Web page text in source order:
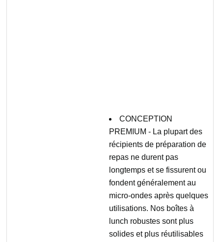
CONCEPTION
PREMIUM - La plupart des
récipients de préparation de
repas ne durent pas
longtemps et se fissurent ou
fondent généralement au
micro-ondes après quelques
utilisations. Nos boîtes à
lunch robustes sont plus
solides et plus réutilisables